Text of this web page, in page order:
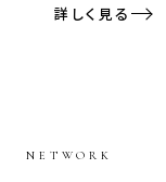
詳しく見る
NETWORK